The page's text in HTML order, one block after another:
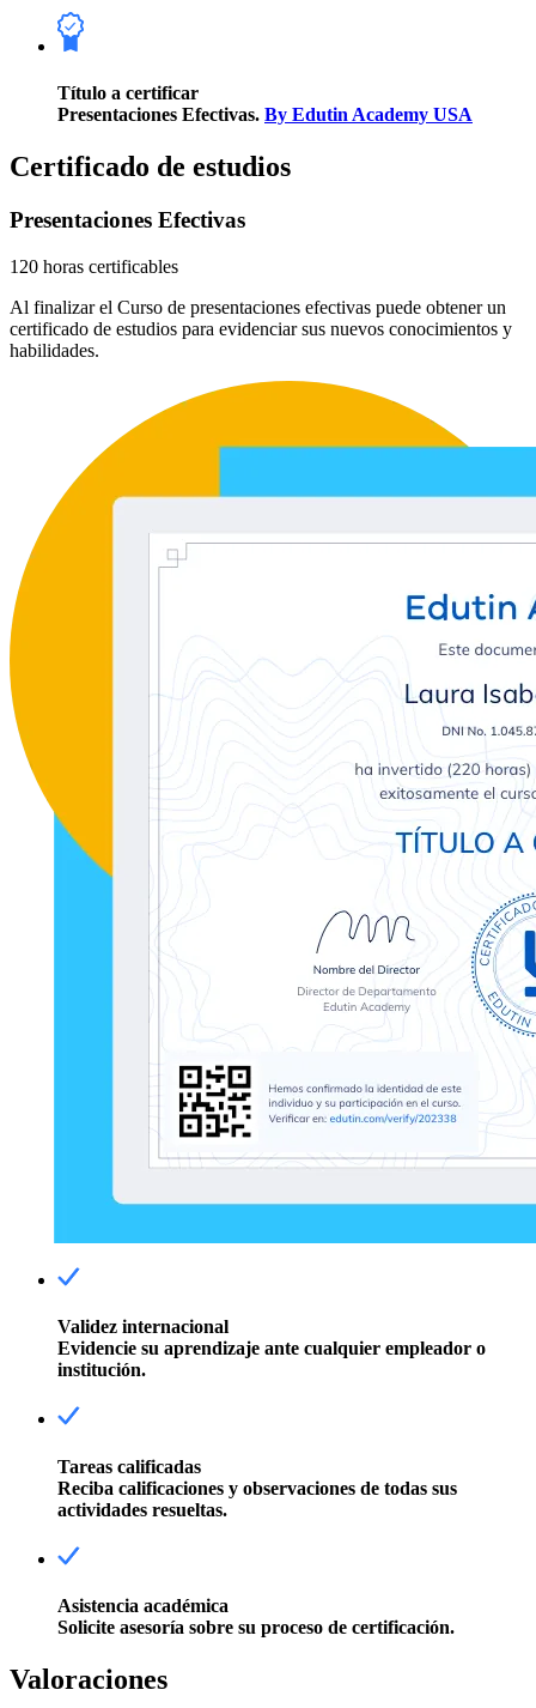
Título a certificar
Presentaciones Efectivas. By Edutin Academy USA
Certificado de estudios
Presentaciones Efectivas
120 horas certificables
Al finalizar el Curso de presentaciones efectivas puede obtener un
certificado de estudios para evidenciar sus nuevos conocimientos y
habilidades.
Validez internacional
Evidencie su aprendizaje ante cualquier empleador o
institución.
Tareas calificadas
Reciba calificaciones y observaciones de todas sus
actividades resueltas.
Asistencia académica
Solicite asesoría sobre su proceso de certificación.
Valoraciones